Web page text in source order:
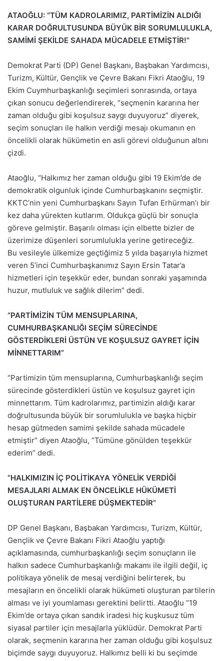
ATAOĞLU: “TÜM KADROLARIMIZ, PARTİMİZİN ALDIĞI
KARAR DOĞRULTUSUNDA BÜYÜK BİR SORUMLULUKLA,
SAMİMİ ŞEKİLDE SAHADA MÜCADELE ETMİŞTİR!”
Demokrat Parti (DP) Genel Başkanı, Başbakan Yardımcısı,
Turizm, Kültür, Gençlik ve Çevre Bakanı Fikri Ataoğlu, 19
Ekim Cuymhurbaşkanlığı seçimleri sonrasında, ortaya
çıkan sonucu değerlendirerek, “seçmenin kararına her
zaman olduğu gibi koşulsuz saygı duyuyoruz” diyerek,
seçim sonuçları ile halkın verdiği mesajı okumanın en
öncelikli olarak hükümetin en asli görevi olduğunun altını
çizdi.
Ataoğlu, “Halkımız her zaman olduğu gibi 19 Ekim’de de
demokratik olgunluk içinde Cumhurbaşkanını seçmiştir.
KKTC’nin yeni Cumhurbaşkanı Sayın Tufan Erhürman’ı bir
kez daha yürekten kutlarım. Oldukça güçlü bir sonuçla
göreve gelmiştir. Başarılı olması için elbette bizler de
üzerimize düşenleri sorumlulukla yerine getireceğiz.
Bu vesileyle ülkemize geçtiğimiz 5 yılda başarıyla hizmet
veren 5’inci Cumhurbaşkanımız Sayın Ersin Tatar’a
hizmetleri için teşekkür eder, bundan sonraki yaşamında
huzur, mutluluk ve sağlık dilerim” dedi.
“PARTİMİZİN TÜM MENSUPLARINA,
CUMHURBAŞKANLIĞI SEÇİM SÜRECİNDE
GÖSTERDİKLERİ ÜSTÜN VE KOŞULSUZ GAYRET İÇİN
MİNNETTARIM”
“Partimizin tüm mensuplarına, Cumhurbaşkanlığı seçim
sürecinde gösterdikleri üstün ve koşulsuz gayret için
minnettarım. Tüm kadrolarımız, partimizin aldığı karar
doğrultusunda büyük bir sorumlulukla ve başka hiçbir
hesap gütmeden samimi şekilde sahada mücadele
etmiştir” diyen Ataoğlu, “Tümüne gönülden teşekkür
ederim” dedi.
“HALKIMIZIN İÇ POLİTİKAYA YÖNELİK VERDİĞİ
MESAJLARI ALMAK EN ÖNCELİKLE HÜKÜMETİ
OLUŞTURAN PARTİLERE DÜŞMEKTEDİR”
DP Genel Başkanı, Başbakan Yardımcısı, Turizm, Kültür,
Gençlik ve Çevre Bakanı Fikri Ataoğlu yaptığı
açıklamasında, cumhurbaşkanlığı seçim sonuçların ile
halkın sadece Cumhurbaşkanlığı makamı ile ilgili değil, iç
politikaya yönelik de mesaj verdiğini belirterek, bu
mesajların en öncelikli olarak hükümeti oluşturan partilerin
alması ve iyi youmlaması gerektini belirtti. Ataoğlu “19
Ekim’de ortaya çıkan sandık iradesi hiç kuşkusuz tüm
siyasal partiler için mesajlarla yüklüdür. Demokrat Parti
olarak, seçmenin kararına her zaman olduğu gibi koşulsuz
biçimde saygı duyuyoruz. Halkımız belli ki bu seçimde